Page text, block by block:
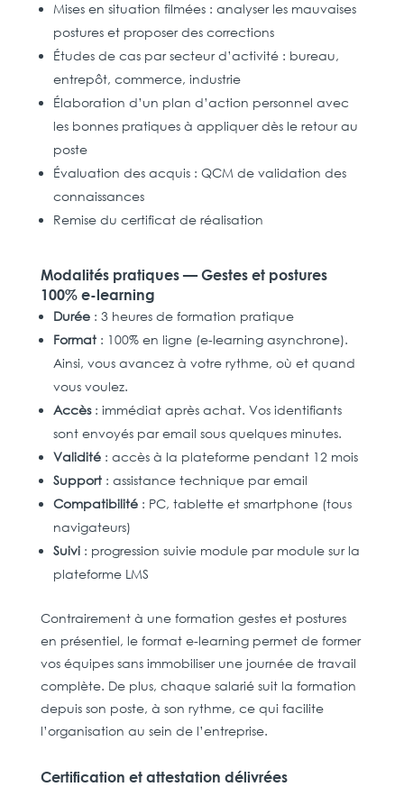
Mises en situation filmées : analyser les mauvaises
postures et proposer des corrections
Études de cas par secteur d’activité : bureau,
entrepôt, commerce, industrie
Élaboration d’un plan d’action personnel avec
les bonnes pratiques à appliquer dès le retour au
poste
Évaluation des acquis : QCM de validation des
connaissances
Remise du certificat de réalisation
Modalités pratiques — Gestes et postures
100% e-learning
Durée: 3 heures de formation pratique
Format: 100% en ligne (e-learning asynchrone).
Ainsi, vous avancez à votre rythme, où et quand
vous voulez.
Accès: immédiat après achat. Vos identifiants
sont envoyés par email sous quelques minutes.
Validité: accès à la plateforme pendant 12 mois
Support: assistance technique par email
Compatibilité: PC, tablette et smartphone (tous
navigateurs)
Suivi: progression suivie module par module sur la
plateforme LMS
Contrairement à une formation gestes et postures
en présentiel, le format e-learning permet de former
vos équipes sans immobiliser une journée de travail
complète. De plus, chaque salarié suit la formation
depuis son poste, à son rythme, ce qui facilite
l’organisation au sein de l’entreprise.
Certification et attestation délivrées